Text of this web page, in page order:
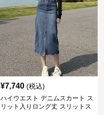
¥7,740 (税込)
ハイウエスト デニムスカート ス
リット入りロング丈 スリットス